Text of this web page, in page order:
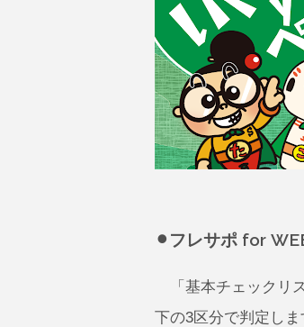
⚫︎フレサポ for
「基本チェックリ
下の3区分で判定しま